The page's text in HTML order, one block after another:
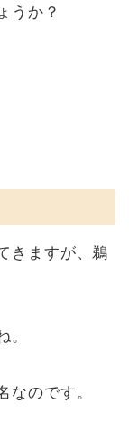
うか？
きますが、鵜
。
なのです。